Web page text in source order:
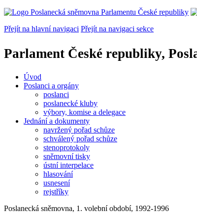
Přejít na hlavní navigaci Přejít na navigaci sekce
Parlament České republiky,
Úvod
Poslanci a orgány
poslanci
poslanecké kluby
výbory, komise a delegace
Jednání a dokumenty
navržený pořad schůze
schválený pořad schůze
stenoprotokoly
sněmovní tisky
ústní interpelace
hlasování
usnesení
rejstříky
Poslanecká sněmovna, 1. volební období, 1992-1996